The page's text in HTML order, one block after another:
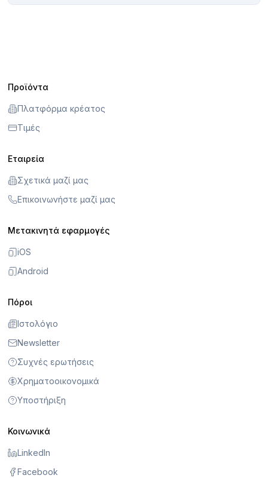
Προϊόντα
Πλατφόρμα κρέατος
Τιμές
Εταιρεία
Σχετικά μαζί μας
Επικοινωνήστε μαζί μας
Μετακινητά εφαρμογές
iOS
Android
Πόροι
Ιστολόγιο
Newsletter
Συχνές ερωτήσεις
Χρηματοοικονομικά
Υποστήριξη
Κοινωνικά
LinkedIn
Facebook